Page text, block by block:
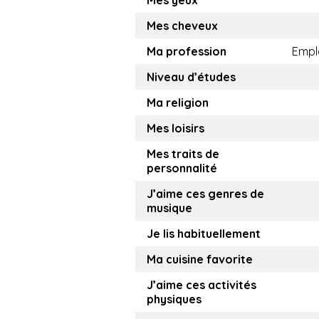
Mes cheveux
Ma profession
Niveau d’études
Ma religion
Mes loisirs
Mes traits de
personnalité
J’aime ces genres de
musique
Je lis habituellement
Ma cuisine favorite
J’aime ces activités
physiques